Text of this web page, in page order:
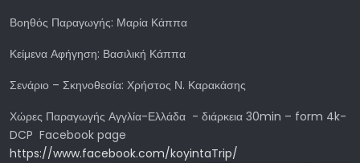
Βοηθός Παραγωγής: Μαρία Κάππα
Κείμενα Αφήγηση: Βασιλική Κάππα
Σενάριο – Σκηνοθεσία: Χρήστος Ν. Καρακάσης
Χώρες Παραγωγής Αγγλία-Ελλάδα - διάρκεια 30min – form 4k-
DCP Facebook page
https://www.facebook.com/koyintaTrip/